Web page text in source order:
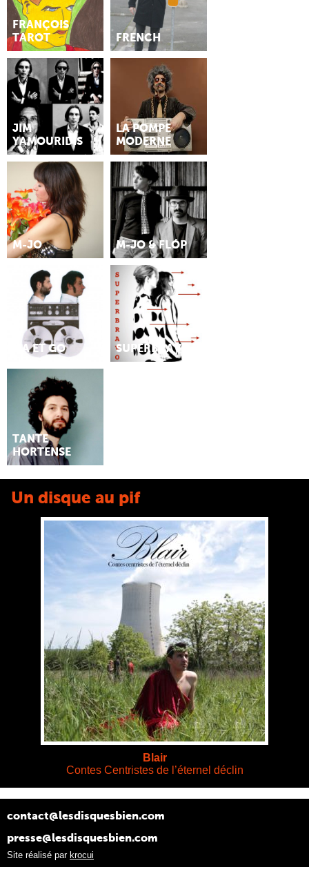
FRANÇOIS
TAROT
FRENCH
JIM
YAMOURIDIS
LA POMPE
MODERNE
M-JO M-JO & FLÓP
MA ET GO SUPERBRAVO
TANTE
HORTENSE
Un disque au pif
Blair
Contes Centristes de l’éternel déclin
contact@lesdisquesbien.com
presse@lesdisquesbien.com
Site réalisé par krocui